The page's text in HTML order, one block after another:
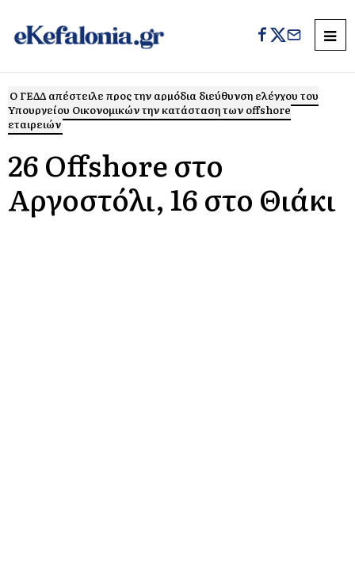
O ΓΕΔΔ απέστειλε προς την αρμόδια διεύθυνση ελέγχου του
Υπουργείου Oικονομικών την κατάσταση των offshore
εταιρειών
26 Offshore στο
Αργοστόλι, 16 στο Θιάκι